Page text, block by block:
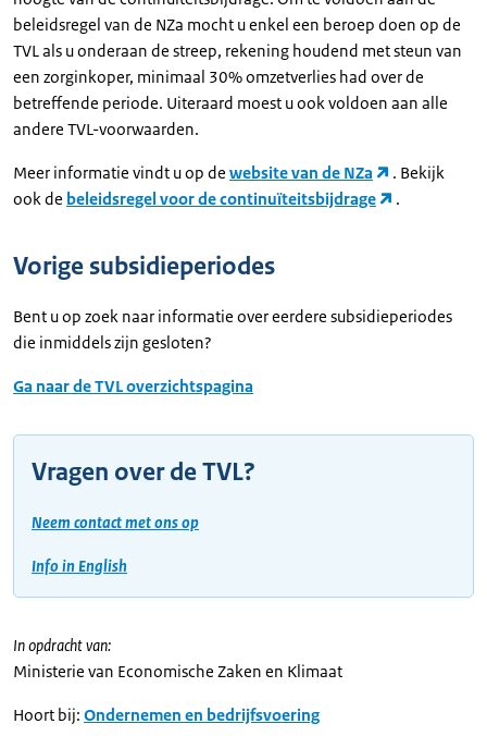
beleidsregel van de NZa mocht u enkel een beroep doen op de
TVL als u onderaan de streep, rekening houdend met steun van
een zorginkoper, minimaal 30% omzetverlies had over de
betreffende periode. Uiteraard moest u ook voldoen aan alle
andere TVL-voorwaarden.
Meer informatie vindt u op de website van de NZa
. Bekijk
ook de beleidsregel voor de continuïteitsbijdrage .
Vorige subsidieperiodes
Bent u op zoek naar informatie over eerdere subsidieperiodes
die inmiddels zijn gesloten?
Ga naar de TVL overzichtspagina
Vragen over de TVL?
Neem contact met ons op
Info in English
In opdracht van:
Ministerie van Economische Zaken en Klimaat
Hoort bij: Ondernemen en bedrijfsvoering